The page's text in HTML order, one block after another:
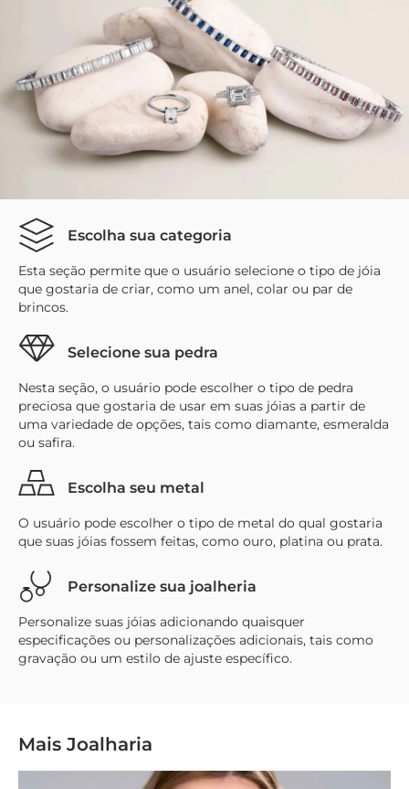
Escolha sua categoria
Esta seção permite que o usuário selecione o tipo de jóia
que gostaria de criar, como um anel, colar ou par de
brincos.
Selecione sua pedra
Nesta seção, o usuário pode escolher o tipo de pedra
preciosa que gostaria de usar em suas jóias a partir de
uma variedade de opções, tais como diamante, esmeralda
ou safira.
Escolha seu metal
O usuário pode escolher o tipo de metal do qual gostaria
que suas jóias fossem feitas, como ouro, platina ou prata.
Personalize sua joalheria
Personalize suas jóias adicionando quaisquer
especificações ou personalizações adicionais, tais como
gravação ou um estilo de ajuste específico.
Mais Joalharia